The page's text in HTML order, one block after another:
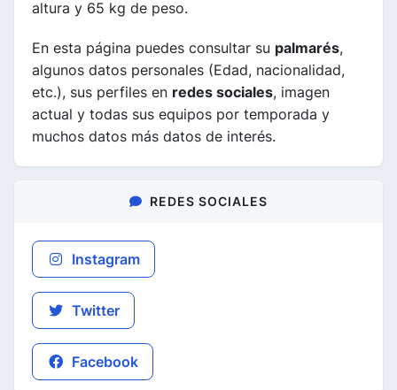
altura y 65 kg de peso.
En esta página puedes consultar su palmarés,
algunos datos personales (Edad, nacionalidad,
etc.), sus perfiles en redes sociales, imagen
actual y todas sus equipos por temporada y
muchos datos más datos de interés.
REDES SOCIALES
Instagram
Twitter
Facebook